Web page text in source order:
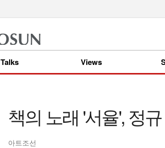
Talks Views
책의 노래 '서율', 정
아트조선